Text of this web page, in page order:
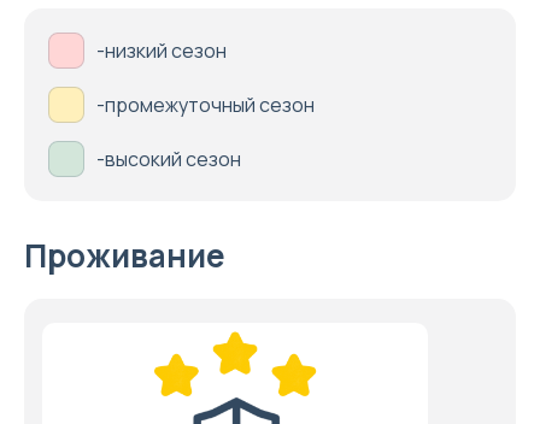
-низкий сезон
-промежуточный сезон
-высокий сезон
Проживание